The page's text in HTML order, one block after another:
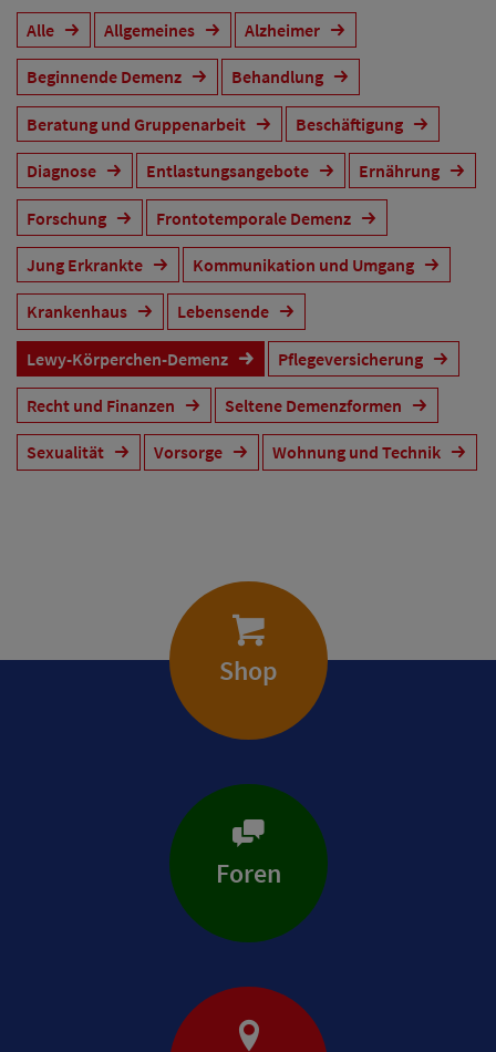
Alle Allgemeines Alzheimer
Beginnende Demenz Behandlung
Beratung und Gruppenarbeit Beschäftigung
Diagnose Entlastungsangebote Ernährung
Forschung Frontotemporale Demenz
Jung Erkrankte Kommunikation und Umgang
Krankenhaus Lebensende
Lewy-Körperchen-Demenz Pflegeversicherung
Recht und Finanzen Seltene Demenzformen
Sexualität Vorsorge Wohnung und Technik
Shop
Foren